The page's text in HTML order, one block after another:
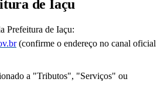
de Iaçu
Prefeitura de Iaçu:
(confirme o endereço no canal oficial
a "Tributos", "Serviços" ou